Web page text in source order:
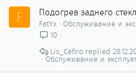
F Подогрев заднего
FatYx
Обслуживание и
10
Обслуживание и
Lis_Cefiro